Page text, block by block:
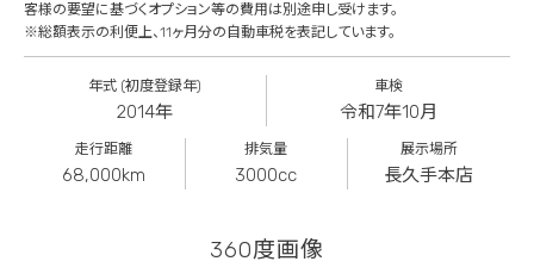
客様の要望に基づくオプション等の費用は別途申し受けます。
※総額表示の利便上、11ヶ月分の自動車税を表記しています。
年式 (初度登録年)
2014年
車検
令和7年10月
走行距離
68,000km
排気量
3000cc
展示場所
長久手本店
360度画像